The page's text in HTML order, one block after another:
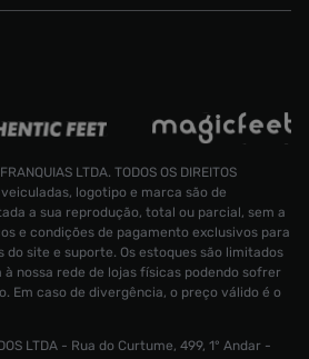
LTDA. TODOS OS DIREITOS
veiculadas, logotipo e marca são de
a sua reprodução, total ou parcial, sem a
e condições de pagamento exclusivos para
site e suporte. Os estoques são limitados
à nossa rede de lojas físicas podendo sofrer
Em caso de divergência, o preço válido é o
LTDA - Rua do Curtume, 499, 1° Andar -